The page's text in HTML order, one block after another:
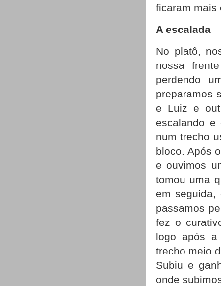
ficaram
A escalada
No platô,
nossa
perdendo
preparamos
e Luiz e
escalando e
num trecho
bloco. Após
e ouvimos
tomou uma
em seguida,
passamos
fez o
logo após a
trecho meio
Subiu e
onde